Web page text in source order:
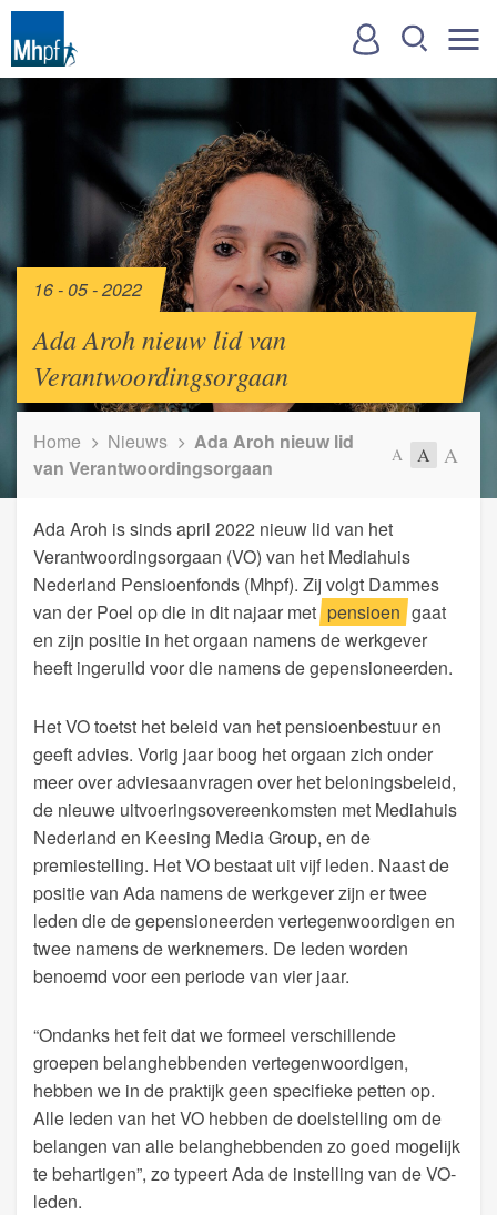
16 - 05 - 2022
Ada Aroh nieuw lid van
Verantwoordingsorgaan
Home Nieuws
Ada Aroh nieuw lid
van Verantwoordingsorgaan
A A A
Ada Aroh is sinds april 2022 nieuw lid van het
Verantwoordingsorgaan (VO) van het Mediahuis
Nederland Pensioenfonds (Mhpf). Zij volgt Dammes
van der Poel op die in dit najaar met pensioen gaat
en zijn positie in het orgaan namens de werkgever
heeft ingeruild voor die namens de gepensioneerden.
Het VO toetst het beleid van het pensioenbestuur en
geeft advies. Vorig jaar boog het orgaan zich onder
meer over adviesaanvragen over het beloningsbeleid,
de nieuwe uitvoeringsovereenkomsten met Mediahuis
Nederland en Keesing Media Group, en de
premiestelling. Het VO bestaat uit vijf leden. Naast de
positie van Ada namens de werkgever zijn er twee
leden die de gepensioneerden vertegenwoordigen en
twee namens de werknemers. De leden worden
benoemd voor een periode van vier jaar.
“Ondanks het feit dat we formeel verschillende
groepen belanghebbenden vertegenwoordigen,
hebben we in de praktijk geen specifieke petten op.
Alle leden van het VO hebben de doelstelling om de
belangen van alle belanghebbenden zo goed mogelijk
te behartigen”, zo typeert Ada de instelling van de VO-
leden.